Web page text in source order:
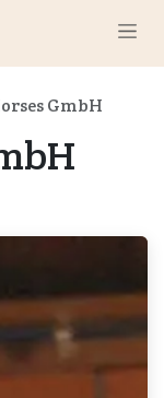
GmbH